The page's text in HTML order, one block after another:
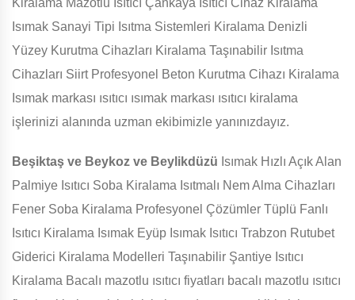
Kiralama Mazotlu Isıtıcı Çankaya Isıtıcı Cihaz Kiralama
Isımak Sanayi Tipi Isıtma Sistemleri Kiralama Denizli
Yüzey Kurutma Cihazları Kiralama Taşınabilir Isıtma
Cihazları Siirt Profesyonel Beton Kurutma Cihazı Kiralama
Isımak markası ısıtıcı ısımak markası ısıtıcı kiralama
işlerinizi alanında uzman ekibimizle yanınızdayız.
Beşiktaş ve Beykoz ve Beylikdüzü Isımak Hızlı Açık Alan
Palmiye Isıtıcı Soba Kiralama Isıtmalı Nem Alma Cihazları
Fener Soba Kiralama Profesyonel Çözümler Tüplü Fanlı
Isıtıcı Kiralama Isımak Eyüp Isımak Isıtıcı Trabzon Rutubet
Giderici Kiralama Modelleri Taşınabilir Şantiye Isıtıcı
Kiralama Bacalı mazotlu ısıtıcı fiyatları bacalı mazotlu ısıtıcı